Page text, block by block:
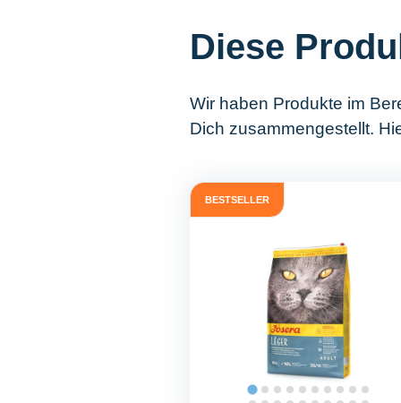
Diese
Wir haben Produkte im
Dich zusammengestellt.
BESTSELLER